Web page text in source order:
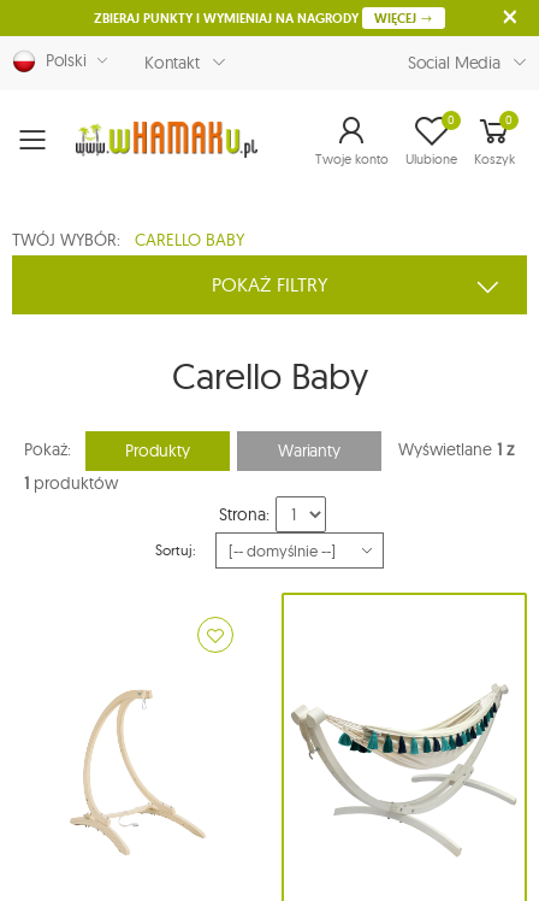
ZBIERAJ PUNKTY I WYMIENIAJ NA NAGRODY WIĘCEJ
Polski Kontakt Social Media
Menu Twoje konto Ulubione
0 0
Koszyk
TWÓJ WYBÓR: CARELLO BABY
POKAŻ FILTRY
Carello Baby
Pokaż: Produkty Warianty Wyświetlane 1 z
1 produktów
Strona:
Sortuj: